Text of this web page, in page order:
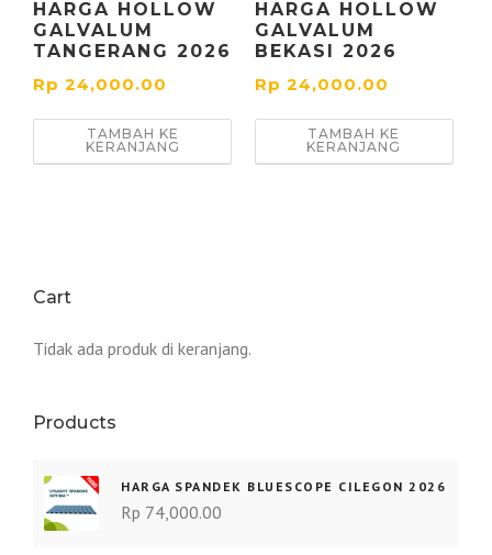
HARGA HOLLOW
GALVALUM
TANGERANG 2026
Rp 24,000.00
TAMBAH KE
KERANJANG
HARGA HOLLOW
GALVALUM
BEKASI 2026
Rp 24,000.00
TAMBAH KE
KERANJANG
Cart
Tidak ada produk di keranjang.
Products
HARGA SPANDEK BLUESCOPE CILEGON 2026
Rp 74,000.00